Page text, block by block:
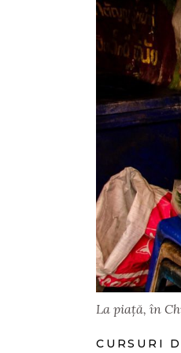
La piață, în
CURSURI